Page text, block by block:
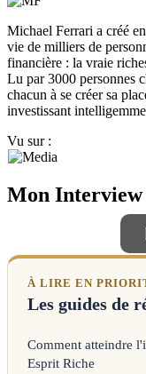
Michael Ferrari a créé
vie de milliers de
financière : la vraie
Lu par 3000 personnes
chacun à se créer sa
investissant
Vu sur :
Mon Interview
À LIRE EN
Les guides de
Comment atteindre
Esprit Riche